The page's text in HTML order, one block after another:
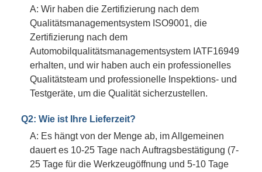
A: Wir haben die Zertifizierung nach dem
Qualitätsmanagementsystem ISO9001, die
Zertifizierung nach dem
Automobilqualitätsmanagementsystem IATF16949
erhalten, und wir haben auch ein professionelles
Qualitätsteam und professionelle Inspektions- und
Testgeräte, um die Qualität sicherzustellen.
Q2: Wie ist Ihre Lieferzeit?
A: Es hängt von der Menge ab, im Allgemeinen
dauert es 10-25 Tage nach Auftragsbestätigung (7-
25 Tage für die Werkzeugöffnung und 5-10 Tage